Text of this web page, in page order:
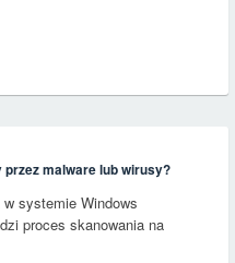
malware lub wirusy?
systemie Windows
proces skanowania na